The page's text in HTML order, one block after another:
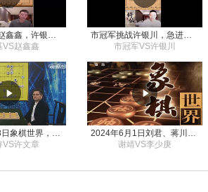
VS赵鑫鑫
市冠军VS许银川
2024年6月8日象棋世界，刘君、蒋川讲解了第九届杨官璘杯全国象棋公开赛孟繁睿与许文章的对局
VS许文章
2024年6月1日刘君、蒋川讲解第三届上海杯象棋大师赛谢靖与李少庚的对局
谢靖VS李少庚